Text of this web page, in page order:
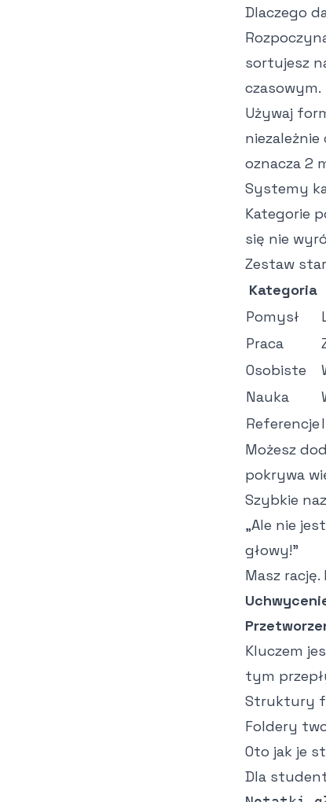
Dlaczego
sortujesz
czasowym.
Używaj
oznacza 2
Systemy
Kategorie
się nie
Zestaw
Kategoria
Pomysł
Praca
Osobiste
Nauka
Referencje
Możesz
pokrywa
Szybkie
„Ale nie
głowy!"
Masz
Kluczem
tym
Struktury
Foldery
Oto jak je
Dla